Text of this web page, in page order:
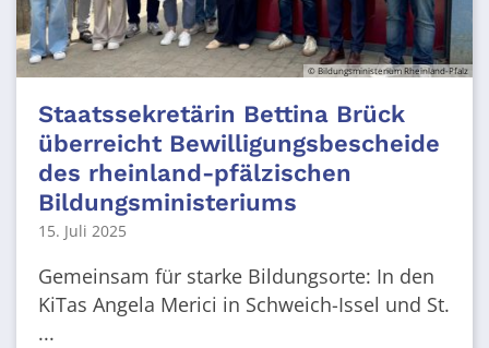
© Bildungsministerium Rheinland-Pfalz
Staatssekretärin Bettina Brück
überreicht Bewilligungsbescheide
des rheinland-pfälzischen
Bildungsministeriums
15. Juli 2025
Gemeinsam für starke Bildungsorte: In den
KiTas Angela Merici in Schweich-Issel und St.
...